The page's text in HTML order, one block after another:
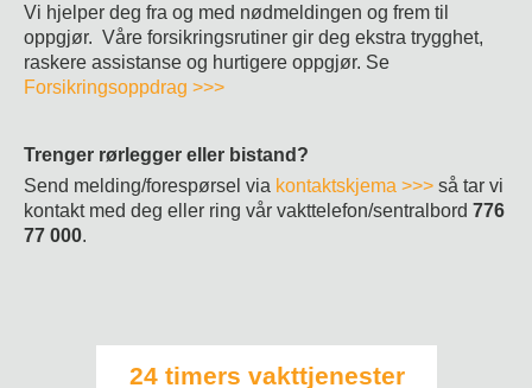
Vi hjelper deg fra og med nødmeldingen og frem til
oppgjør. Våre forsikringsrutiner gir deg ekstra trygghet,
raskere assistanse og hurtigere oppgjør. Se
Forsikringsoppdrag >>>
Trenger rørlegger eller bistand?
Send melding/forespørsel via kontaktskjema >>> så tar vi
kontakt med deg eller ring vår vakttelefon/sentralbord 776
77 000.
24 timers vakttjenester